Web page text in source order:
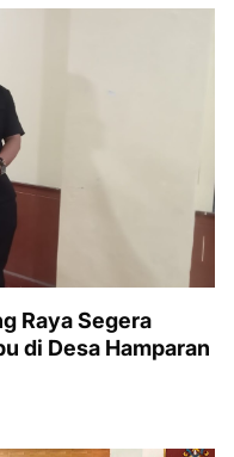
Raya Segera
di Desa Hamparan